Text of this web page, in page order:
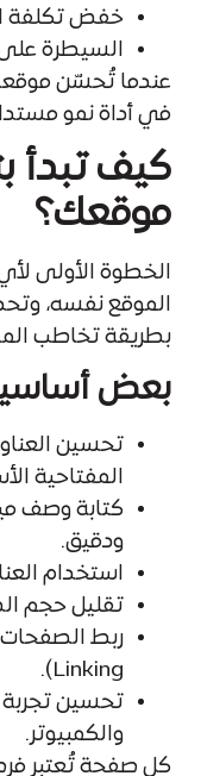
خفض تكلفة
السيطرة على
عندما تُحسّن
في أداة نمو
كيف
موقعك؟
الموقع نفسه،
بطريقة تخاطب
بعض
المفتاحية
ودقيق.
استخدام
تقليل حجم
Linking).
تحسين
والكمبيوتر.
كل صفحة تُعتبر